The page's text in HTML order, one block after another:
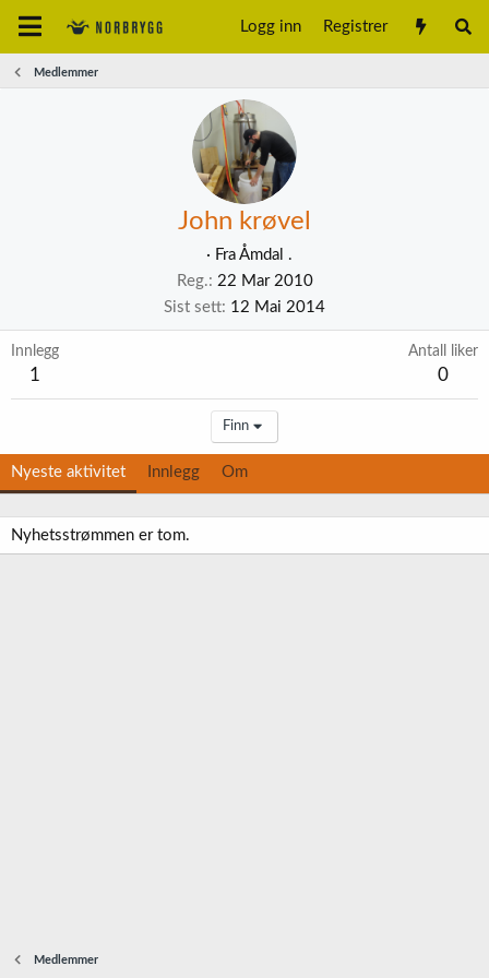
Logg inn Registrer
Medlemmer
John krøvel
· Fra Åmdal .
Reg. 22 Mar 2010
Sist sett 12 Mai 2014
Innlegg
1
Antall liker
0
Finn
Nyeste aktivitet Innlegg Om
Nyhetsstrømmen er tom.
Medlemmer